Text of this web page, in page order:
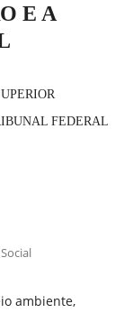
E A
FEDERAL
ambiente,